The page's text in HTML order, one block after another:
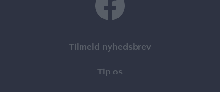
Tilmeld nyhedsbrev
Tip os